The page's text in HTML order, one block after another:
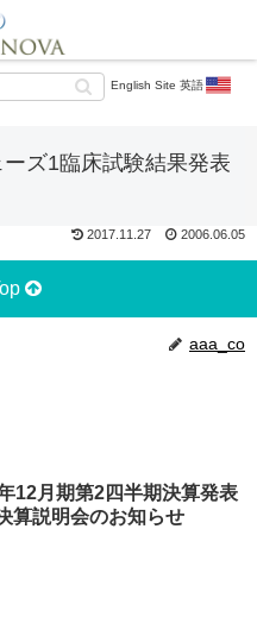
English Site 英語
ズ1臨床試験結果発表
2017.11.27 2006.06.05
aaa_co
12月期第2四半期決算発表
算説明会のお知らせ